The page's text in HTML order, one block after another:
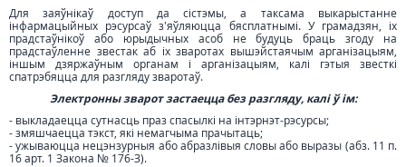
Для заяўнікаў доступ да сістэмы, а таксама выкарыстанне
інфармацыйных рэсурсаў з'яўляюцца бясплатнымі. У грамадзян, іх
прадстаўнікоў або юрыдычных асоб не будуць браць згоду на
прадстаўленне звестак аб іх зваротах вышэйстаячым арганізацыям,
іншым дзяржаўным органам і арганізацыям, калі гэтыя звесткі
спатрэбяцца для разгляду зваротаў.
Электронны зварот застаецца без разгляду, калі ў ім:
- выкладаецца сутнасць праз спасылкі на інтэрнэт-рэсурсы;
- змяшчаецца тэкст, які немагчыма прачытаць;
- ужываюцца нецэнзурныя або абразлівыя словы або выразы (абз. 11 п.
16 арт. 1 Закона № 176-З).